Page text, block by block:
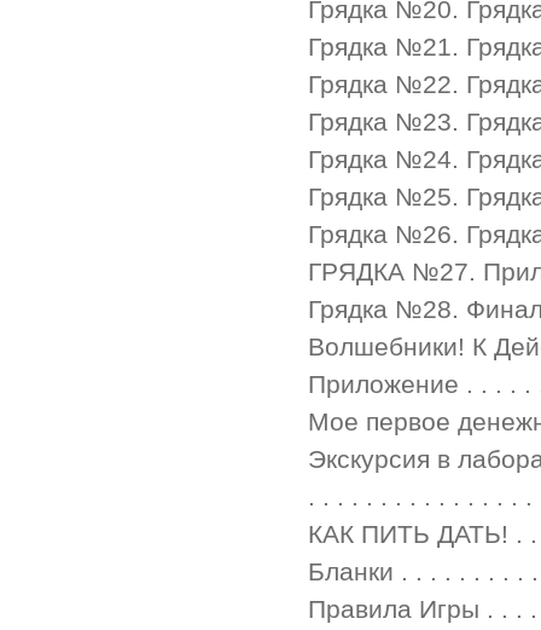
Грядка №20.
Грядка №21.
Грядка №22.
Грядка №23.
Грядка №24.
Грядка №25.
Грядка №26.
ГРЯДКА №27.
Грядка №28.
Волшебники! К
Приложение . . . . .
Мое первое
Экскурсия в
. . . . . . . . . . . . . . .
КАК ПИТЬ ДАТЬ! . .
Бланки . . . . . . . . .
Правила Игры . . .